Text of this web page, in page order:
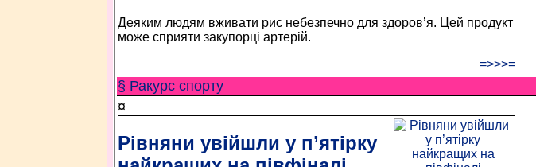
Деяким людям вживати рис небезпечно для здоров’я. Цей продукт
може сприяти закупорці артерій.
=>>>=
§ Ракурс спорту
¤
Рівняни увійшли у п’ятірку